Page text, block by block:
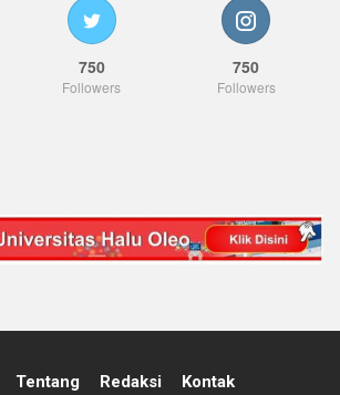
750
Followers
750
Followers
Tentang Redaksi Kontak